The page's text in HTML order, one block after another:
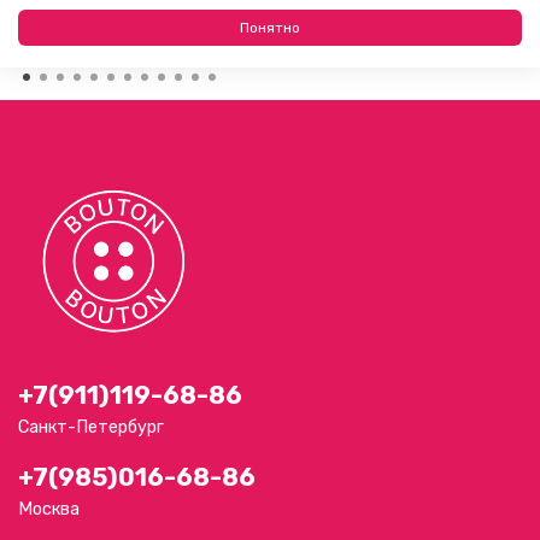
+7(911)119-68-86
Санкт-Петербург
+7(985)016-68-86
Москва
Понятно